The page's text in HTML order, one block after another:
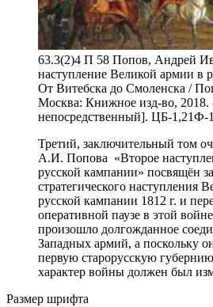
63.3(2)4 П 58 Попов, Андрей
наступление Великой армии в
От Витебска до Смоленска /
Москва: Книжное изд-во, 2018.
непосредственный]. ЦБ-1,21Ф-
Третий, заключительный том
А.И. Попова «Второе
русской кампании» посвящён
стратегического наступления
русской кампании 1812 г. и
оперативной паузе в этой
произошло долгожданное
Западных армий, а поскольку
первую старорусскую
характер войны должен был
Размер шрифта